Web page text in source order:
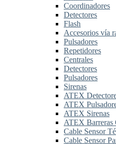
Coordinadores
Detectores
Flash
Accesorios vía
Pulsadores
Repetidores
Centrales
Detectores
Pulsadores
Sirenas
ATEX
ATEX
ATEX Sirenas
ATEX Barreras
Cable Sensor
Cable Sensor